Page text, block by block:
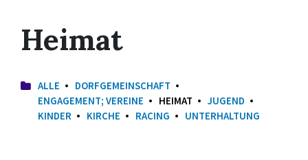
Heimat
ALLE
DORFGEMEINSCHAFT
ENGAGEMENT; VEREINE
HEIMAT
JUGEND
KINDER
KIRCHE RACING UNTERHALTUNG